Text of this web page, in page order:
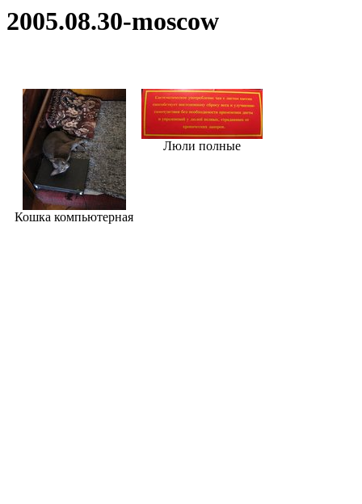
2005.08.30-moscow
Кошка компьютерная
Люли полные